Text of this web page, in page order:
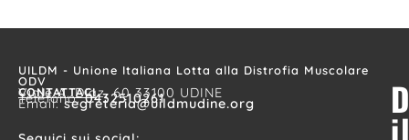
UILDM - Unione Italiana Lotta alla Distrofia Muscolare
ODV
CONTATTACI
Viale A. Diaz, 60 33100 UDINE
Telefono:0432510261
Email:segreteria@uildmudine.org